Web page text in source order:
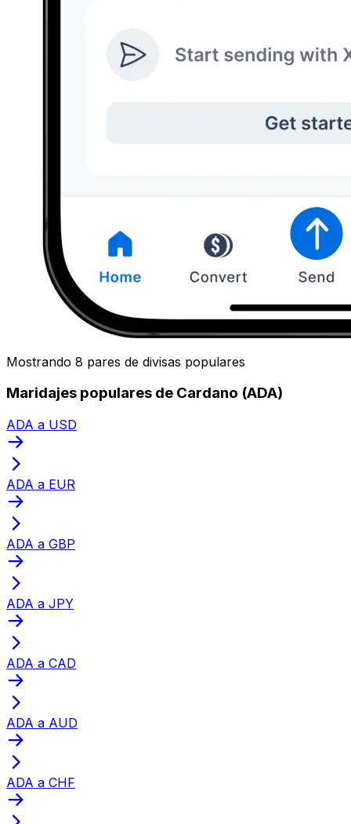
Mostrando 8 pares de divisas populares
Maridajes populares de Cardano (ADA)
ADA a USD
ADA a EUR
ADA a GBP
ADA a JPY
ADA a CAD
ADA a AUD
ADA a CHF